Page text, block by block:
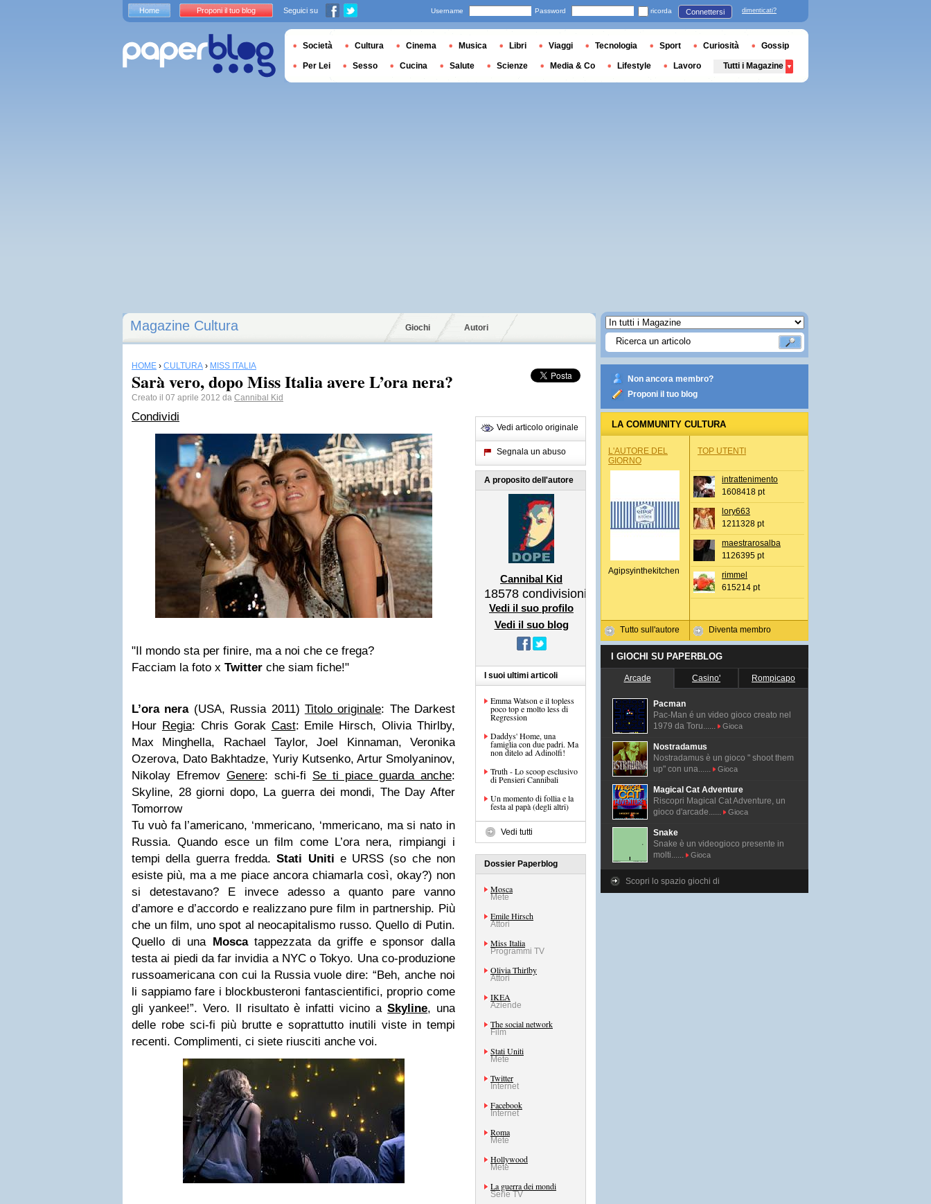
Magazine Cultura Giochi Autori
HOME › CULTURA › MISS ITALIA
Sarà vero, dopo Miss Italia avere L’ora nera?
Creato il 07 aprile 2012 da Cannibal Kid
Condividi
"Il mondo sta per finire, ma a noi che ce frega?
Facciam la foto x Twitter che siam fiche!"
L’ora nera(USA, Russia 2011) Titolo originale: The Darkest
Hour Regia: Chris Gorak Cast: Emile Hirsch, Olivia Thirlby,
Max Minghella, Rachael Taylor, Joel Kinnaman, Veronika
Ozerova, Dato Bakhtadze, Yuriy Kutsenko, Artur Smolyaninov,
Nikolay Efremov Genere: schi-fi Se ti piace guarda anche:
Skyline, 28 giorni dopo, La guerra dei mondi, The Day After
Tomorrow
Tu vuò fa l’americano, ‘mmericano, ‘mmericano, ma si nato in
Russia. Quando esce un film come L’ora nera, rimpiangi i
tempi della guerra fredda.Stati Uniti e URSS (so che non
esiste più, ma a me piace ancora chiamarla così, okay?) non
si detestavano? E invece adesso a quanto pare vanno
d’amore e d’accordo e realizzano pure film in partnership. Più
che un film, uno spot al neocapitalismo russo. Quello di Putin.
Quello di una Moscatappezzata da griffe e sponsor dalla
testa ai piedi da far invidia a NYC o Tokyo. Una co-produzione
russoamericana con cui la Russia vuole dire: “Beh, anche noi
li sappiamo fare i blockbusteroni fantascientifici, proprio come
gli yankee!”. Vero. Il risultato è infatti vicino aSkyline, una
delle robe sci-fi più brutte e soprattutto inutili viste in tempi
recenti. Complimenti, ci siete riusciti anche voi.
Vedi articolo originale
Segnala un abuso
A proposito dell'autore
Cannibal Kid
18578 condivisioni
Vedi il suo profilo
Vedi il suo blog
I suoi ultimi articoli
Emma Watson e il topless
poco top e molto less di
Regression
Daddys' Home, una
famiglia con due padri. Ma
non ditelo ad Adinolfi!
Truth - Lo scoop esclusivo
di Pensieri Cannibali
Un momento di follia e la
festa al papà (degli altri)
Vedi tutti
Dossier Paperblog
Mosca
Mete
Emile Hirsch
Attori
Miss Italia
Programmi TV
Olivia Thirlby
Attori
IKEA
Aziende
The social network
Film
Stati Uniti
Mete
Twitter
Internet
Facebook
Internet
Roma
Mete
Hollywood
Mete
La guerra dei mondi
Serie TV
Non ancora membro?
Proponi il tuo blog
LA COMMUNITY CULTURA
L'AUTORE DEL
GIORNO
Agipsyinthekitchen
Tutto sull'autore
TOP UTENTI
intrattenimento
1608418 pt
lory663
1211328 pt
maestrarosalba
1126395 pt
rimmel
615214 pt
Diventa membro
I GIOCHI SU PAPERBLOG
Arcade Casino' Rompicapo
Pacman
Pac-Man é un video gioco creato nel
1979 da Toru......
Gioca
Nostradamus
Nostradamus è un gioco " shoot them
up" con una......
Gioca
Magical Cat Adventure
Riscopri Magical Cat Adventure, un
gioco d'arcade......
Gioca
Snake
Snake è un videogioco presente in
molti......
Gioca
Scopri lo spazio giochi di
Home Proponi il tuo blog Seguici su Username Password ricorda Connettersi dimenticati?
Società Cultura Cinema Musica Libri Viaggi Tecnologia Sport Curiosità Gossip
Per Lei Sesso Cucina Salute Scienze Media & Co Lifestyle Lavoro Tutti i Magazine